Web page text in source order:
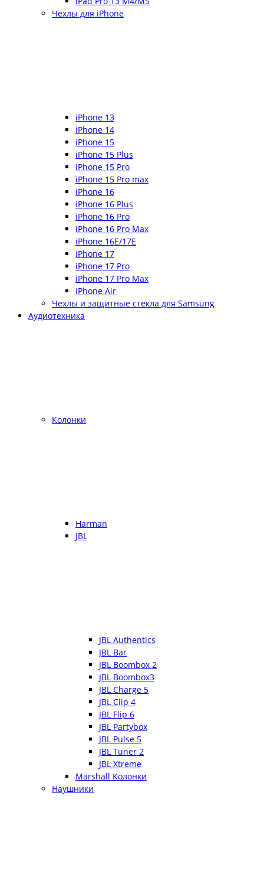
Чехлы для iPhone
iPhone 13
iPhone 14
iPhone 15
iPhone 15 Plus
iPhone 15 Pro
iPhone 15 Pro max
iPhone 16
iPhone 16 Plus
iPhone 16 Pro
iPhone 16 Pro Max
iPhone 16E/17E
iPhone 17
iPhone 17 Pro
iPhone 17 Pro Max
iPhone Air
Чехлы и защитные стекла для Samsung
Аудиотехника
Колонки
Harman
JBL
JBL Authentics
JBL Bar
JBL Boombox 2
JBL Boombox3
JBL Charge 5
JBL Clip 4
JBL Flip 6
JBL Partybox
JBL Pulse 5
JBL Tuner 2
JBL Xtreme
Marshall Колонки
Наушники